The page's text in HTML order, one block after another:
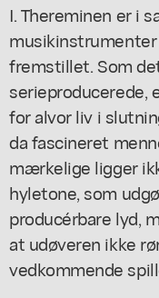
I. Thereminen er i
fremstillet. Som
for alvor liv i
da fascineret
mærkelige ligger
hyletone, som
producérbare lyd,
at udøveren ikke
vedkommende